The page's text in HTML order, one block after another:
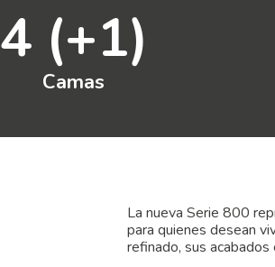
4 (+1)
Camas
La nueva Serie 800
para quienes desean
refinado, sus